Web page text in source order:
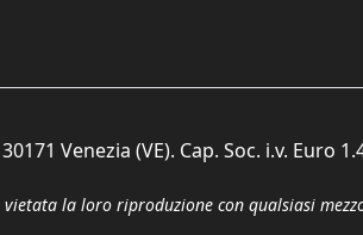
Venezia (VE). Cap. Soc. i.v. Euro
la loro riproduzione con qualsiasi